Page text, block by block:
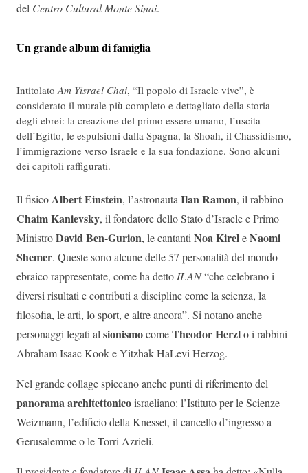
del Centro Cultural Monte Sinai.
Un grande album di famiglia
IntitolatoAm Yisrael Chai, “Il popolo di Israele vive”, è
considerato il murale più completo e dettagliato della storia
degli ebrei: la creazione del primo essere umano, l’uscita
dell’Egitto, le espulsioni dalla Spagna, la Shoah, il Chassidismo,
l’immigrazione verso Israele e la sua fondazione. Sono alcuni
dei capitoli raffigurati.
Il fisicoAlbert Einstein, l’astronautaIlan Ramon, il rabbino
Chaim Kanievsky, il fondatore dello Stato d’Israele e Primo
MinistroDavid Ben-Gurion, le cantantiNoa KireleNaomi
Shemer. Queste sono alcune delle 57 personalità del mondo
ebraico rappresentate, come ha dettoILAN“che celebrano i
diversi risultati e contributi a discipline come la scienza, la
filosofia, le arti, lo sport, e altre ancora”. Si notano anche
personaggi legati alsionismocomeTheodor Herzlo i rabbini
Abraham Isaac Kook e Yitzhak HaLevi Herzog.
Nel grande collage spiccano anche punti di riferimento del
panorama architettonicoisraeliano: l’Istituto per le Scienze
Weizmann, l’edificio della Knesset, il cancello d’ingresso a
Gerusalemme o le Torri Azrieli.